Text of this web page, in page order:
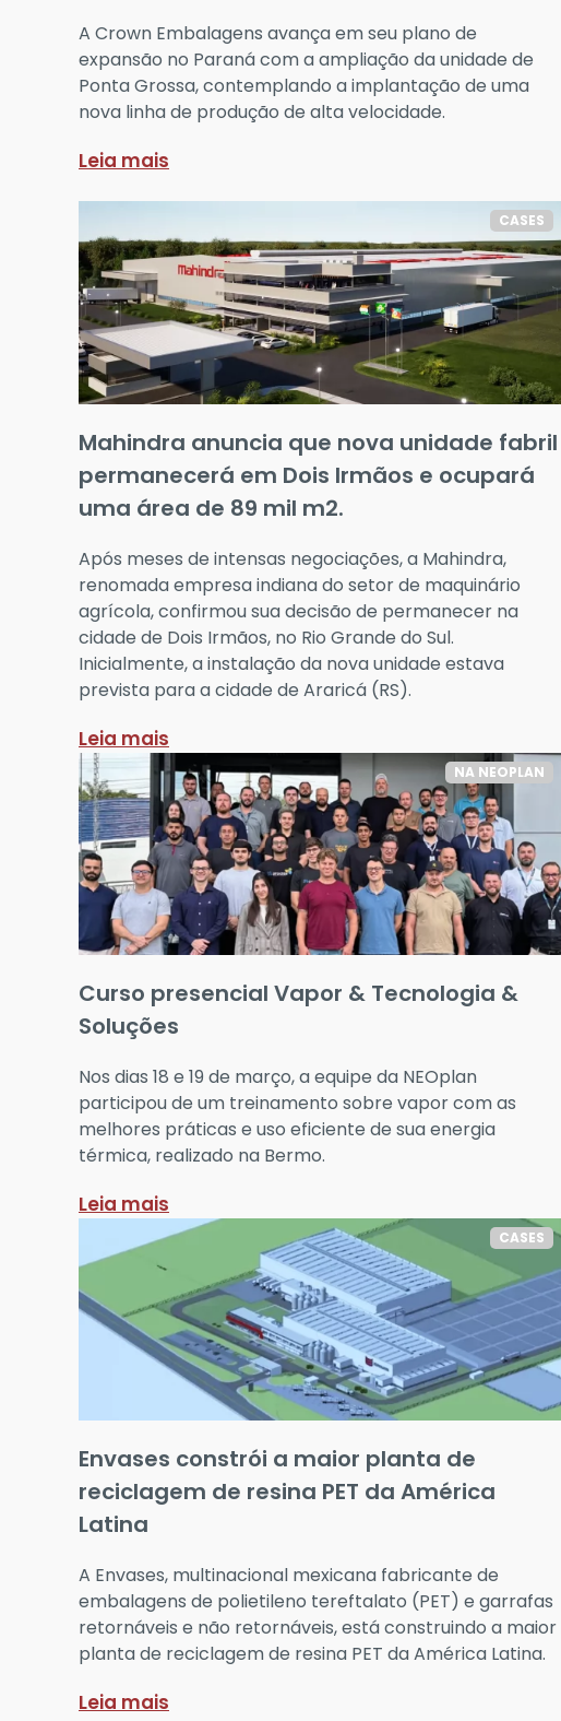
A Crown Embalagens avança em seu plano de
expansão no Paraná com a ampliação da unidade de
Ponta Grossa, contemplando a implantação de uma
nova linha de produção de alta velocidade.
Leia mais
Mahindra anuncia que nova unidade fabril
permanecerá em Dois Irmãos e ocupará
uma área de 89 mil m2.
CASES
Após meses de intensas negociações, a Mahindra,
renomada empresa indiana do setor de maquinário
agrícola, confirmou sua decisão de permanecer na
cidade de Dois Irmãos, no Rio Grande do Sul.
Inicialmente, a instalação da nova unidade estava
prevista para a cidade de Araricá (RS).
Leia mais
Curso presencial Vapor & Tecnologia &
Soluções
NA NEOPLAN
Nos dias 18 e 19 de março, a equipe da NEOplan
participou de um treinamento sobre vapor com as
melhores práticas e uso eficiente de sua energia
térmica, realizado na Bermo.
Leia mais
Envases constrói a maior planta de
reciclagem de resina PET da América
Latina
CASES
A Envases, multinacional mexicana fabricante de
embalagens de polietileno tereftalato (PET) e garrafas
retornáveis e não retornáveis, está construindo a maior
planta de reciclagem de resina PET da América Latina.
Leia mais